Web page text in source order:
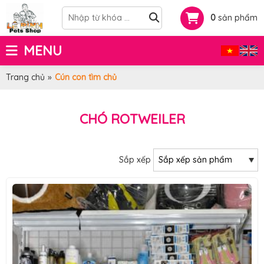
0 sản phẩm
MENU
Trang chủ » Cún con tìm chủ
CHÓ ROTWEILER
Sắp xếp